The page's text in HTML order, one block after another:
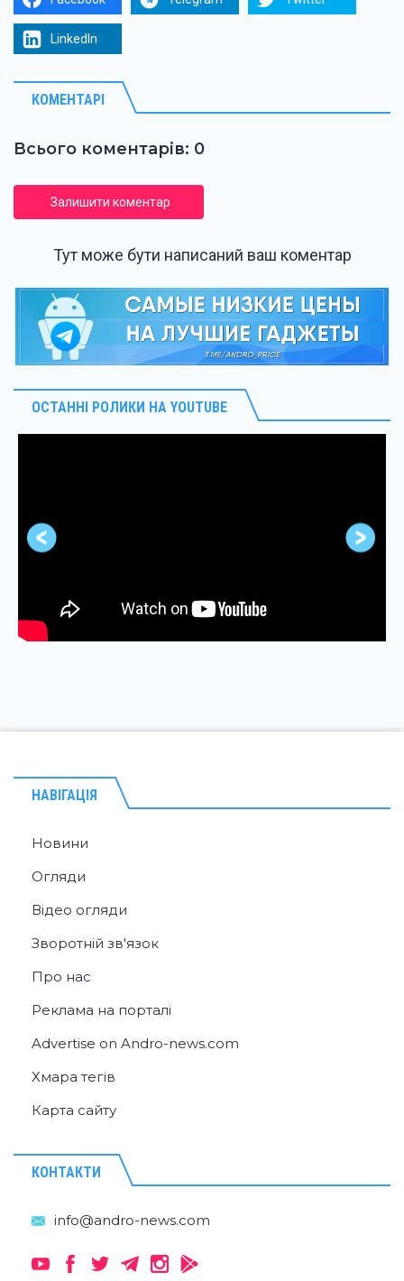
LinkedIn
КОМЕНТАРІ
Всього коментарів: 0
Залишити коментар
Тут може бути написаний ваш коментар
ОСТАННІ РОЛИКИ НА YOUTUBE
НАВІГАЦІЯ
Новини
Огляди
Відео огляди
Зворотній зв'язок
Про нас
Реклама на порталі
Advertise on Andro-news.com
Хмара тегів
Карта сайту
КОНТАКТИ